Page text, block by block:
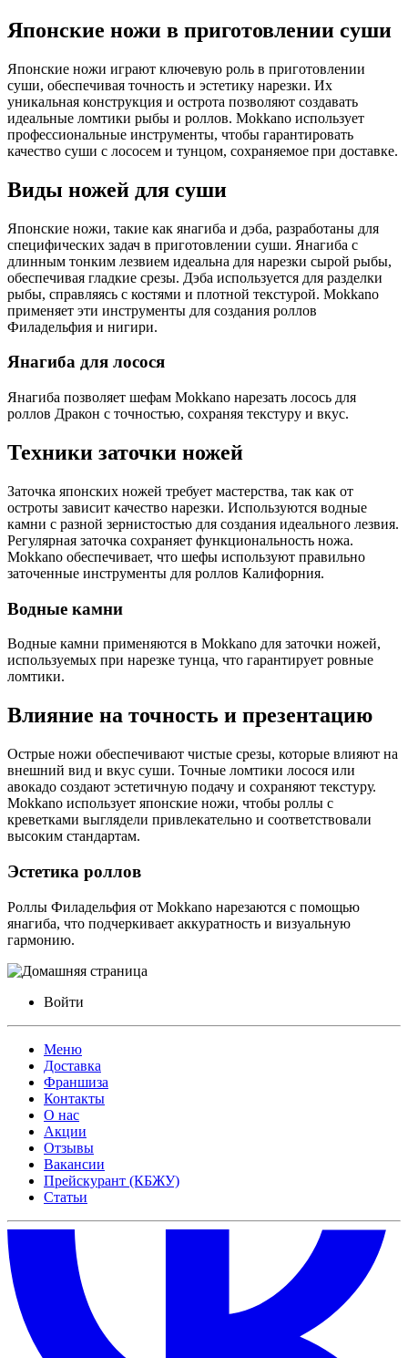
Японские ножи в приготовлении суши
Японские ножи играют ключевую роль в приготовлении
суши, обеспечивая точность и эстетику нарезки. Их
уникальная конструкция и острота позволяют создавать
идеальные ломтики рыбы и роллов. Mokkano использует
профессиональные инструменты, чтобы гарантировать
качество суши с лососем и тунцом, сохраняемое при доставке.
Виды ножей для суши
Японские ножи, такие как янагиба и дэба, разработаны для
специфических задач в приготовлении суши. Янагиба с
длинным тонким лезвием идеальна для нарезки сырой рыбы,
обеспечивая гладкие срезы. Дэба используется для разделки
рыбы, справляясь с костями и плотной текстурой. Mokkano
применяет эти инструменты для создания роллов
Филадельфия и нигири.
Янагиба для лосося
Янагиба позволяет шефам Mokkano нарезать лосось для
роллов Дракон с точностью, сохраняя текстуру и вкус.
Техники заточки ножей
Заточка японских ножей требует мастерства, так как от
остроты зависит качество нарезки. Используются водные
камни с разной зернистостью для создания идеального лезвия.
Регулярная заточка сохраняет функциональность ножа.
Mokkano обеспечивает, что шефы используют правильно
заточенные инструменты для роллов Калифорния.
Водные камни
Водные камни применяются в Mokkano для заточки ножей,
используемых при нарезке тунца, что гарантирует ровные
ломтики.
Влияние на точность и презентацию
Острые ножи обеспечивают чистые срезы, которые влияют на
внешний вид и вкус суши. Точные ломтики лосося или
авокадо создают эстетичную подачу и сохраняют текстуру.
Mokkano использует японские ножи, чтобы роллы с
креветками выглядели привлекательно и соответствовали
высоким стандартам.
Эстетика роллов
Роллы Филадельфия от Mokkano нарезаются с помощью
янагиба, что подчеркивает аккуратность и визуальную
гармонию.
Войти
Меню
Доставка
Франшиза
Контакты
О нас
Акции
Отзывы
Вакансии
Прейскурант (КБЖУ)
Статьи